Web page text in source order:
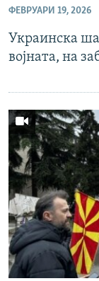
РСЕ веб
ФЕВРУАРИ 19, 2026
Украинска
војната, на